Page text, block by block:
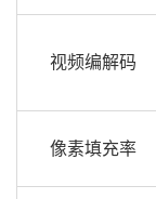
视频编解码
像素填充率